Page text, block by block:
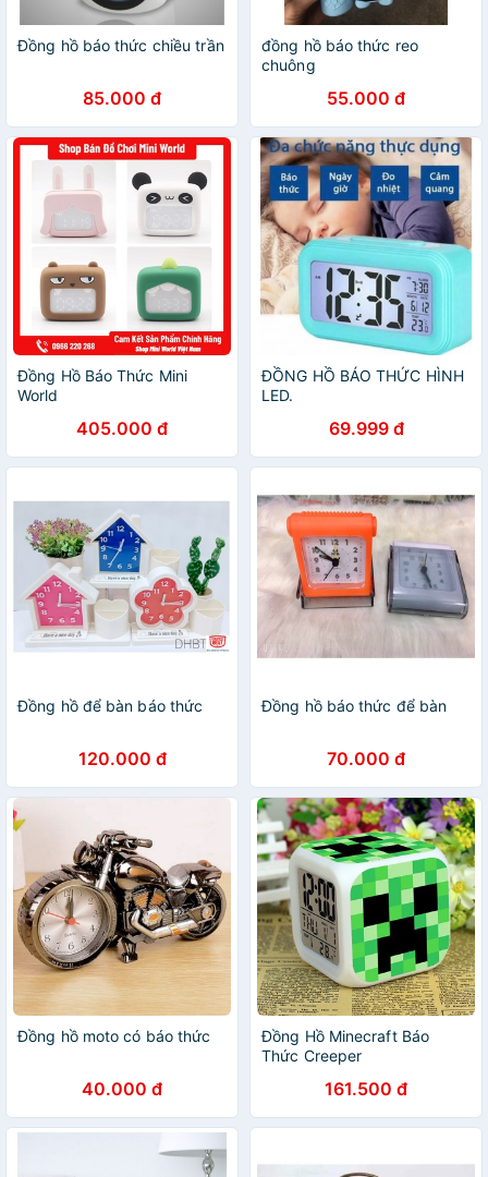
Đồng hồ báo thức chiều trần
85.000 đ
đồng hồ báo thức reo
chuông
55.000 đ
Đồng Hồ Báo Thức Mini
World
405.000 đ
ĐỒNG HỒ BÁO THỨC HÌNH
LED.
69.999 đ
Đồng hồ để bàn báo thức
120.000 đ
Đồng hồ báo thức để bàn
70.000 đ
Đồng hồ moto có báo thức
40.000 đ
Đồng Hồ Minecraft Báo
Thức Creeper
161.500 đ